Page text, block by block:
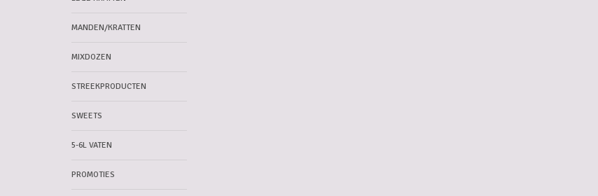
MANDEN/KRATTEN
MIXDOZEN
STREEKPRODUCTEN
SWEETS
5-6L VATEN
PROMOTIES